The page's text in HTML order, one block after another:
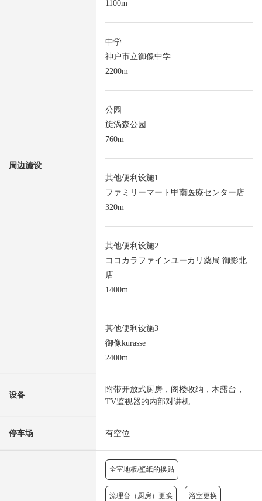
周边施设
1100m
中学
神户市立御像中学
2200m
公园
旋涡森公园
760m
其他便利设施1
ファミリーマート甲南医療センター店
320m
其他便利设施2
ココカラファインユーカリ薬局 御影北
店
1400m
其他便利设施3
御像kurasse
2400m
设备
附带开放式厨房，阁楼收纳，木露台，
TV监视器的内部对讲机
停车场 有空位
全室地板/壁纸的换贴
流理台（厨房）更换 浴室更换